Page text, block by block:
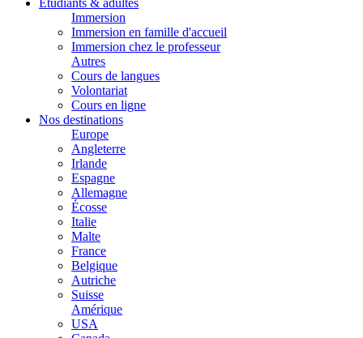
Étudiants & adultes
Immersion
Immersion en famille d'accueil
Immersion chez le professeur
Autres
Cours de langues
Volontariat
Cours en ligne
Nos destinations
Europe
Angleterre
Irlande
Espagne
Allemagne
Écosse
Italie
Malte
France
Belgique
Autriche
Suisse
Amérique
USA